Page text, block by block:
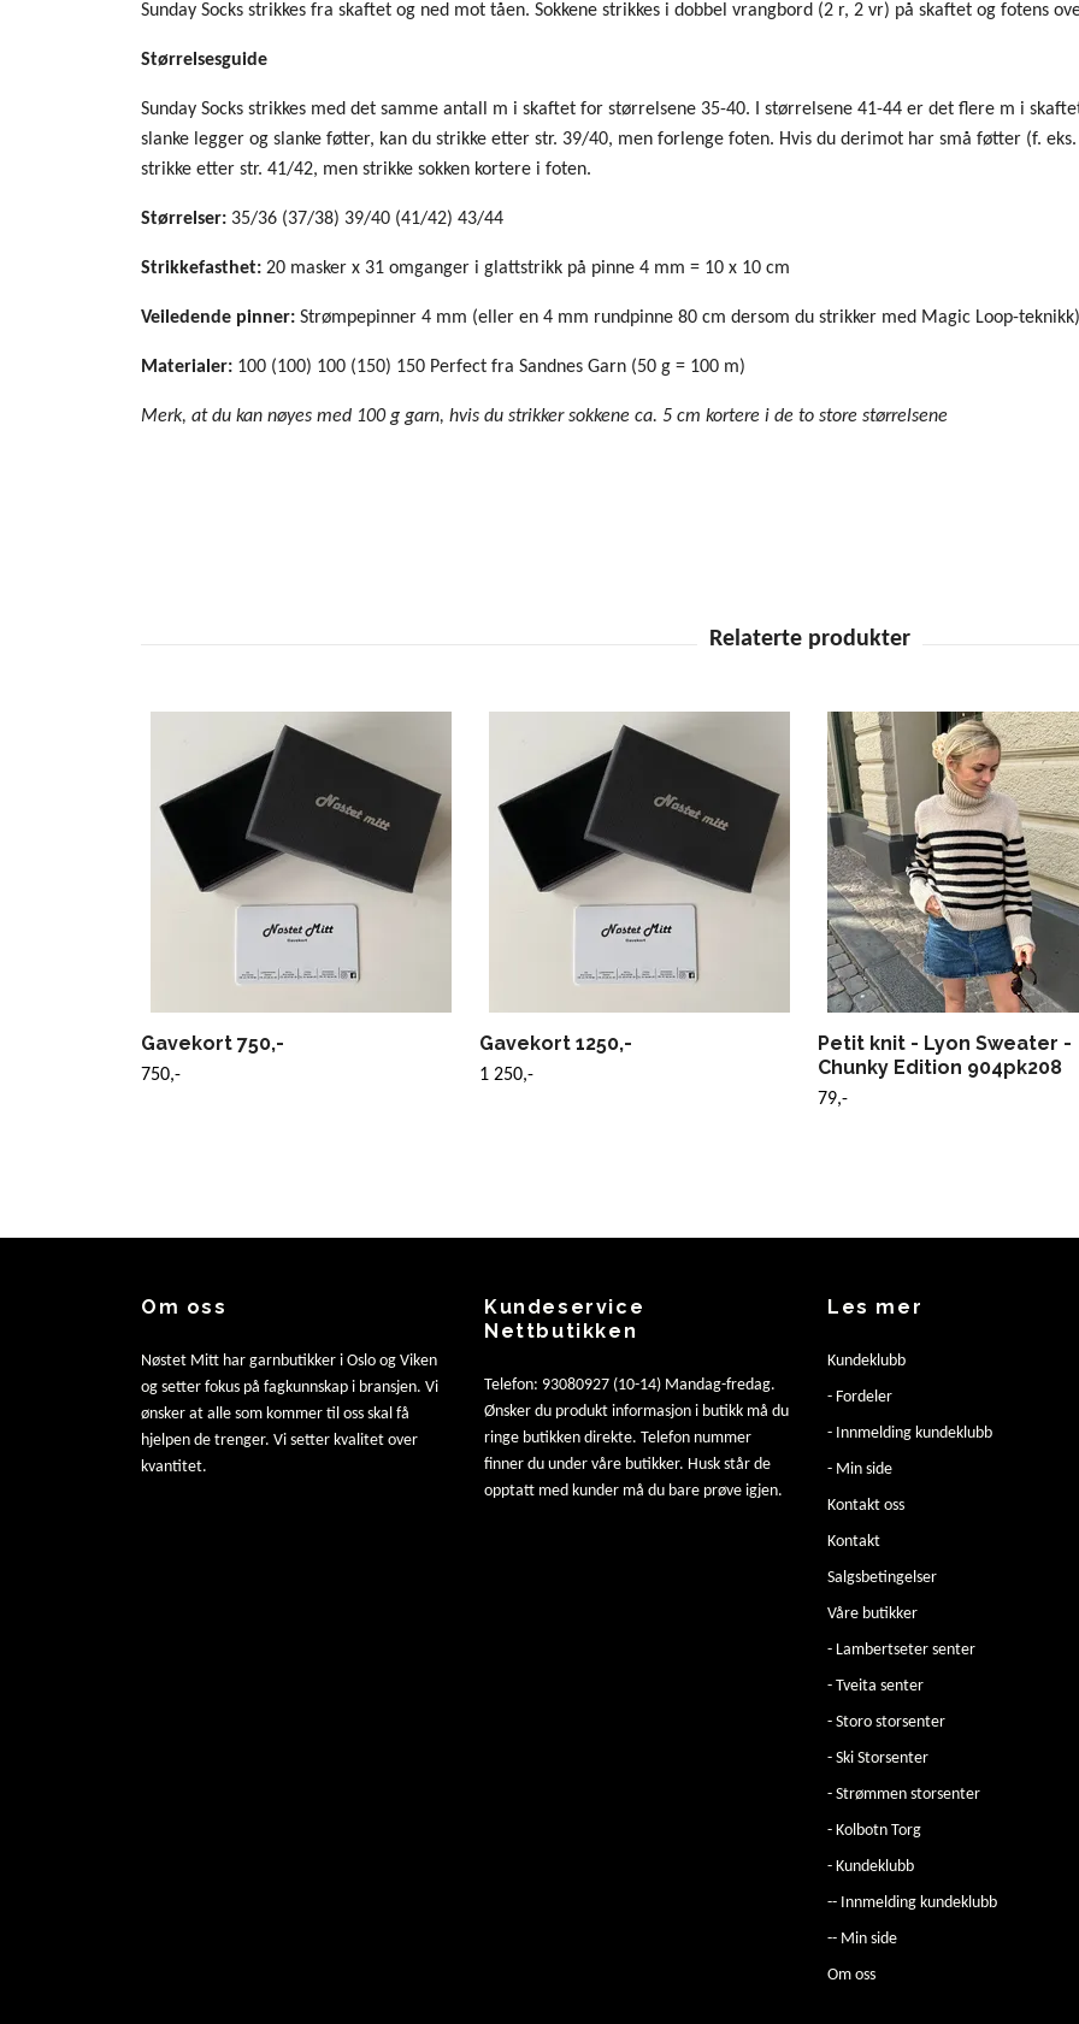
Sunday Socks strikkes fra skaftet og ned mot tåen. Sokkene strikkes i dobbel vrangbord (2 r, 2 vr) på skaftet og fotens
Størrelsesguide
Sunday Socks strikkes med det samme antall m i skaftet for størrelsene 35-40. I størrelsene 41-44 er det flere m i
slanke legger og slanke føtter, kan du strikke etter str. 39/40, men forlenge foten. Hvis du derimot har små føtter (f.
strikke etter str. 41/42, men strikke sokken kortere i foten.
Størrelser: 35/36 (37/38) 39/40 (41/42) 43/44
Strikkefasthet: 20 masker x 31 omganger i glattstrikk på pinne 4 mm = 10 x 10 cm
Veiledende pinner: Strømpepinner 4 mm (eller en 4 mm rundpinne 80 cm dersom du strikker med Magic Loop-teknikk)
Materialer: 100 (100) 100 (150) 150 Perfect fra Sandnes Garn (50 g = 100 m)
Merk, at du kan nøyes med 100 g garn, hvis du strikker sokkene ca. 5 cm kortere i de to store størrelsene
Gavekort 750,-
750,-
Gavekort 1250,-
1 250,-
Petit knit - Lyon Sweater -
Chunky Edition 904pk208
79,-
Om oss
Nøstet Mitt har garnbutikker i Oslo og Viken
og setter fokus på fagkunnskap i bransjen. Vi
ønsker at alle som kommer til oss skal få
hjelpen de trenger. Vi setter kvalitet over
kvantitet.
Kundeservice
Nettbutikken
Telefon: 93080927 (10-14) Mandag-fredag.
Ønsker du produkt informasjon i butikk må du
ringe butikken direkte. Telefon nummer
finner du under våre butikker. Husk står de
opptatt med kunder må du bare prøve igjen.
Les mer
Kundeklubb
- Fordeler
- Innmelding kundeklubb
- Min side
Kontakt oss
Kontakt
Salgsbetingelser
Våre butikker
- Lambertseter senter
- Tveita senter
- Storo storsenter
- Ski Storsenter
- Strømmen storsenter
- Kolbotn Torg
- Kundeklubb
-- Innmelding kundeklubb
-- Min side
Om oss